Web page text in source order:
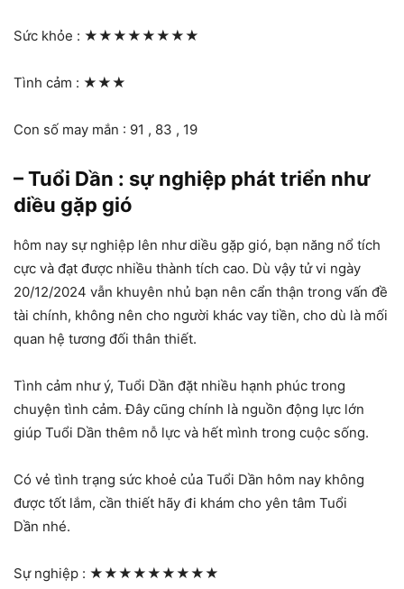
Sức khỏe : ★★★★★★★★
Tình cảm : ★★★
Con số may mắn : 91 , 83 , 19
– Tuổi Dần : sự nghiệp phát triển như
diều gặp gió
hôm nay sự nghiệp lên như diều gặp gió, bạn năng nổ tích
cực và đạt được nhiều thành tích cao. Dù vậy tử vi ngày
20/12/2024 vẫn khuyên nhủ bạn nên cẩn thận trong vấn đề
tài chính, không nên cho người khác vay tiền, cho dù là mối
quan hệ tương đối thân thiết.
Tình cảm như ý, Tuổi Dần đặt nhiều hạnh phúc trong
chuyện tình cảm. Đây cũng chính là nguồn động lực lớn
giúp Tuổi Dần thêm nỗ lực và hết mình trong cuộc sống.
Có vẻ tình trạng sức khoẻ của Tuổi Dần hôm nay không
được tốt lắm, cần thiết hãy đi khám cho yên tâm Tuổi
Dần nhé.
Sự nghiệp : ★★★★★★★★★